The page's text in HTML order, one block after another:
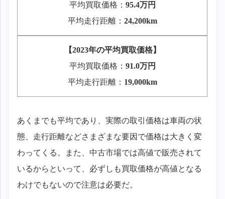
平均買取価格： 95.4万円
平均走行距離： 24,200km
【2023年の平均買取価格】
平均買取価格： 91.0万円
平均走行距離： 19,000km
あくまでも平均であり、実際の取引価格は車両の状
態、走行距離などさまざまな要因で価格は大きく変
わってくる。また、中古市場では高値で販売されて
いるからといって、必ずしも買取価格が高値となる
わけでもないので注意は必要だ。